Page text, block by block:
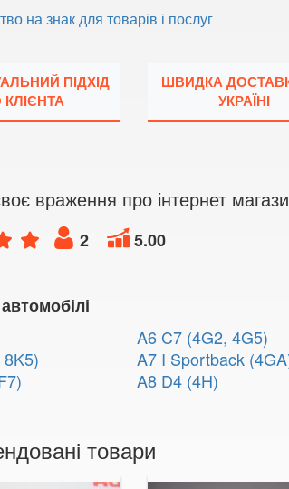
на знак для товарів і послуг
ПІДХІД
ШВИДКА
УКРАЇНІ
враження про інтернет
2 5.00
A6 C7 (4G2, 4G5)
A7 I Sportback
A8 D4 (4H)
товари